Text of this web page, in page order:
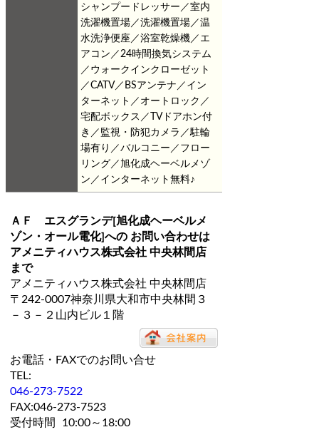
シャンプードレッサー／室内
洗濯機置場／洗濯機置場／温
水洗浄便座／浴室乾燥機／エ
アコン／24時間換気システム
／ウォークインクローゼット
／CATV／BSアンテナ／イン
ターネット／オートロック／
宅配ボックス／TVドアホン付
き／監視・防犯カメラ／駐輪
場有り／バルコニー／フロー
リング／旭化成ヘーベルメゾ
ン／インターネット無料♪
ＡＦ エスグランデ[旭化成ヘーベルメ
ゾン・オール電化]
への お問い合わせは
アメニティハウス株式会社 中央林間店
まで
アメニティハウス株式会社 中央林間店
〒242-0007神奈川県大和市中央林間３
－３－２山内ビル１階
お電話・FAXでのお問い合せ
TEL:
046-273-7522
FAX:046-273-7523
受付時間
10:00～18:00